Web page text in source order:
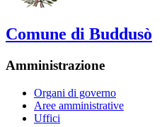
Comune di Buddusò
Amministrazione
Organi di governo
Aree amministrative
Uffici